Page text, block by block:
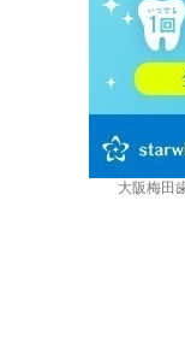
大阪梅田